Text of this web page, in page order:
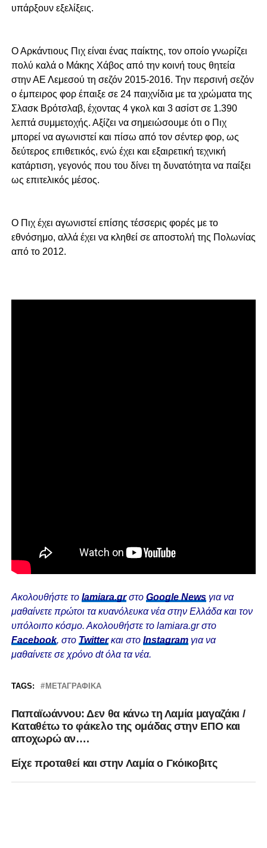
υπάρξουν εξελίξεις.
Ο Αρκάντιους Πιχ είναι ένας παίκτης, τον οποίο γνωρίζει
πολύ καλά ο Μάκης Χάβος από την κοινή τους θητεία
στην ΑΕ Λεμεσού τη σεζόν 2015-2016. Την περσινή σεζόν
ο έμπειρος φορ έπαιξε σε 24 παιχνίδια με τα χρώματα της
Σλασκ Βρότσλαβ, έχοντας 4 γκολ και 3 ασίστ σε 1.390
λεπτά συμμετοχής. Αξίζει να σημειώσουμε ότι ο Πιχ
μπορεί να αγωνιστεί και πίσω από τον σέντερ φορ, ως
δεύτερος επιθετικός, ενώ έχει και εξαιρετική τεχνική
κατάρτιση, γεγονός που του δίνει τη δυνατότητα να παίξει
ως επιτελικός μέσος.
Ο Πιχ έχει αγωνιστεί επίσης τέσσερις φορές με το
εθνόσημο, αλλά έχει να κληθεί σε αποστολή της Πολωνίας
από το 2012.
Ακολουθήστε το lamiara.grστο Google Newsγια να
μαθαίνετε πρώτοι τα κυανόλευκα νέα στην Ελλάδα και τον
υπόλοιπο κόσμο. Ακολουθήστε το lamiara.gr στο
Facebook, στο Twitterκαι στο Instagram για να
μαθαίνετε σε χρόνο dt όλα τα νέα.
TAGS: ΜΕΤΑΓΡΑΦΙΚΆ
Παπαϊωάννου: Δεν θα κάνω τη Λαμία μαγαζάκι /
Καταθέτω το φάκελο της ομάδας στην ΕΠΟ και
αποχωρώ αν….
Είχε προταθεί και στην Λαμία ο Γκόικοβιτς